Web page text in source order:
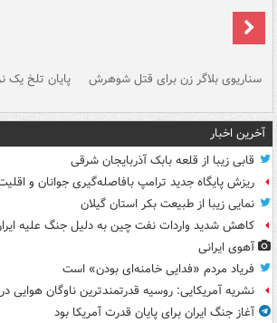
سناریوی بلاگر زن برای قتل شوهرش پایان تلخ یک
آخرین اخبار
قابی زیبا از قلعه بابک آذربایجان شرقی
ریزش پایگاه جدید ترامپ بافاصله‌گیری جوانان و
نمایی زیبا از طبیعت بکر استان گیلان
کاهش شدید واردات نفت چین به دلیل جنگ علیه
آهوی ایرانی
فریاد مردم «فدایی خامنه‌ای بودن» است
نشریه آمریکایی: روسیه قدرتمندترین ناوگان هوایی در
آغاز جنگ ایران برای پایان قدرت آمریکا بود